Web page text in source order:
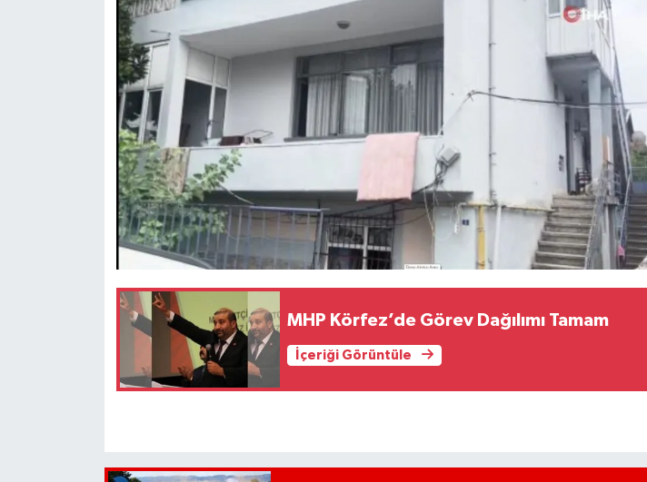
MHP Körfez’de Görev Dağılımı Tamam
İçeriği Görüntüle